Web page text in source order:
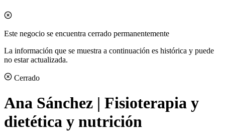
Este negocio se encuentra cerrado permanentemente
La información que se muestra a continuación es histórica y puede
no estar actualizada.
Cerrado
Ana Sánchez | Fisioterapia y
dietética y nutrición